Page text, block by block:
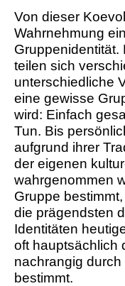
Von dieser
Wahrnehmung
Gruppenidentität.
teilen sich
unterschiedliche
eine gewisse
wird: Einfach
Tun. Bis
aufgrund ihrer
der eigenen
wahrgenommen
Gruppe
die prägendsten
Identitäten
oft hauptsächlich
nachrangig
bestimmt.